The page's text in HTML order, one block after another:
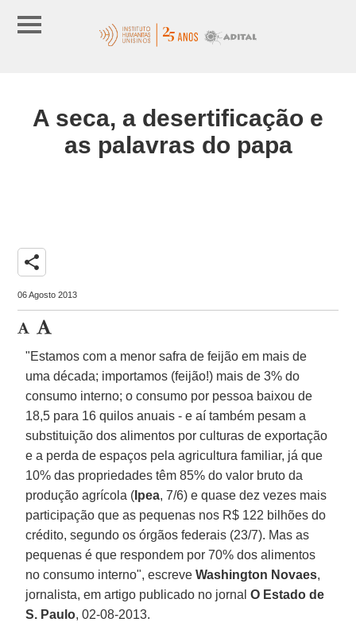
A seca, a desertificação e
as palavras do papa
share
06 Agosto 2013
"Estamos com a menor safra de feijão em mais de
uma década; importamos (feijão!) mais de 3% do
consumo interno; o consumo por pessoa baixou de
18,5 para 16 quilos anuais - e aí também pesam a
substituição dos alimentos por culturas de exportação
e a perda de espaços pela agricultura familiar, já que
10% das propriedades têm 85% do valor bruto da
produção agrícola ( Ipea, 7/6) e quase dez vezes mais
participação que as pequenas nos R$ 122 bilhões do
crédito, segundo os órgãos federais (23/7). Mas as
pequenas é que respondem por 70% dos alimentos
no consumo interno", escreve Washington Novaes,
jornalista, em artigo publicado no jornal O Estado de
S. Paulo, 02-08-2013.